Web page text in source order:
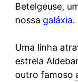
Betelgeuse,
nossa galáxia.
Uma linha
estrela
outro famoso